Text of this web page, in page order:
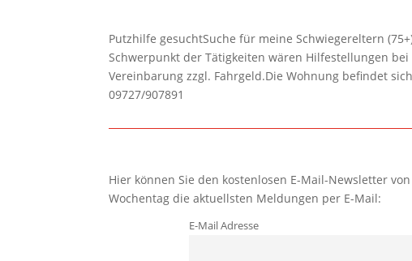
Putzhilfe gesuchtSuche für meine Schwiegereltern
Schwerpunkt der Tätigkeiten wären Hilfestellungen
Vereinbarung zzgl. Fahrgeld.Die Wohnung befindet
09727/907891
Hier können Sie den kostenlosen E-Mail-Newsletter
Wochentag die aktuellsten Meldungen per E-Mail:
E-Mail Adresse